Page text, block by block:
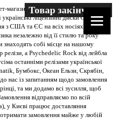
магазин “Два меломани”. У нас Ви
ліцензійні диски CD, DVD,
з США та ЄС на всіх носіях. В
незалежно від її стилю та року
знаходять собі місце на нашому
релізи, а Psychedelic Rock від лейбла
останніми релізами української
Бумбокс, Океан Ельзи, Скрябін,
нас із запитанням щодо замовлення
та ми додамо всі зусилля, щоб
відправляємо по всій
у Києві працює доставляння
замовлення майже у любій
Товар закінчився